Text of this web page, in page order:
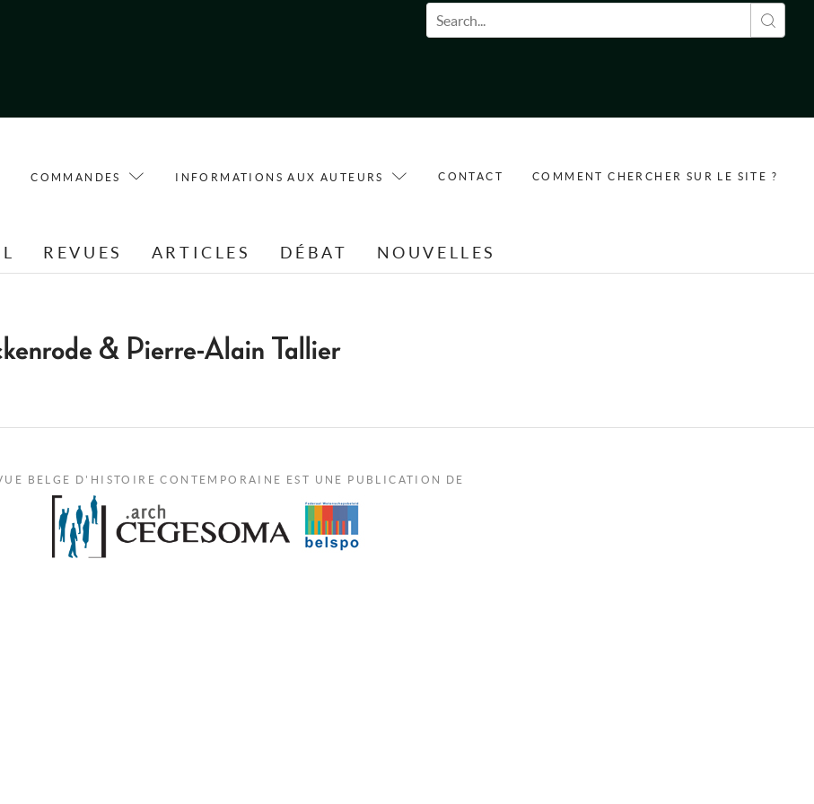
Formulaire de recherche
COMMANDES INFORMATIONS AUX AUTEURS CONTACT COMMENT CHERCHER SUR LE SITE ?
REVUES ARTICLES DÉBAT NOUVELLES
& Pierre-Alain Tallier
BELGE D'HISTOIRE CONTEMPORAINE EST UNE PUBLICATION DE